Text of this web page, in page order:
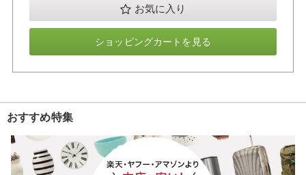
お気に入り
ショッピングカートを見る
おすすめ特集